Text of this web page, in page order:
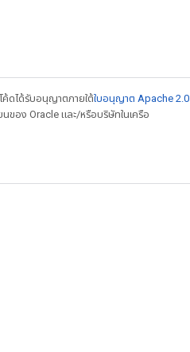
ค้ดได้รับอนุญาตภายใต้ใบอนุญาต Apache 2.0
นของ Oracle และ/หรือบริษัทในเครือ